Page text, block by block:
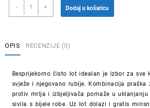
-
Besprijekorno
čisto
+ Dodaj u košaricu
OPIS RECENZIJE (0)
Besprijekorno čisto lot idealan je izbor za sve
svježe i njegovano rublje. Kombinacija praška
protiv mrlja i izbjeljivača pomaže u uklanjanju
sivila s bijele robe. Uz lot dolazi i gratis